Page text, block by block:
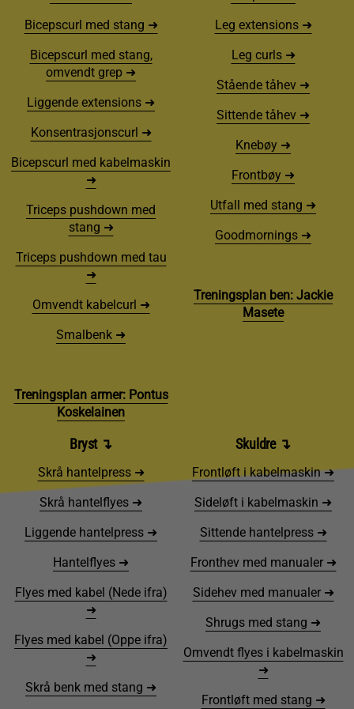
Bicepscurl med stang ➜
Bicepscurl med stang,
omvendt grep ➜
Liggende extensions ➜
Konsentrasjonscurl ➜
Bicepscurl med kabelmaskin
➜
Triceps pushdown med
stang ➜
Triceps pushdown med tau
➜
Omvendt kabelcurl ➜
Smalbenk ➜
Treningsplan armer: Pontus
Koskelainen
Leg extensions ➜
Leg curls ➜
Stående tåhev ➜
Sittende tåhev ➜
Knebøy ➜
Frontbøy ➜
Utfall med stang ➜
Goodmornings ➜
Treningsplan ben: Jackie
Masete
Bryst ↴
Skrå hantelpress ➜
Skrå hantelflyes ➜
Liggende hantelpress ➜
Hantelflyes ➜
Flyes med kabel (Nede ifra)
➜
Flyes med kabel (Oppe ifra)
➜
Skrå benk med stang ➜
Skuldre ↴
Frontløft i kabelmaskin ➜
Sideløft i kabelmaskin ➜
Sittende hantelpress ➜
Fronthev med manualer ➜
Sidehev med manualer ➜
Shrugs med stang ➜
Omvendt flyes i kabelmaskin
➜
Frontløft med stang ➜